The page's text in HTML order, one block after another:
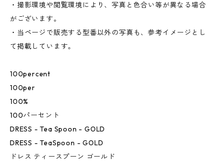
・撮影環境や閲覧環境により、写真と色合い等が異なる場合
がございます。
・当ページで販売する型番以外の写真も、参考イメージとし
て掲載しています。
100percent
100per
100%
100パーセント
DRESS - Tea Spoon - GOLD
DRESS - TeaSpoon - GOLD
ドレス ティースプーン ゴールド